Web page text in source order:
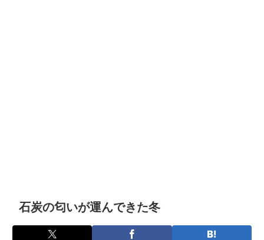
石炭の匂いが運んできた冬